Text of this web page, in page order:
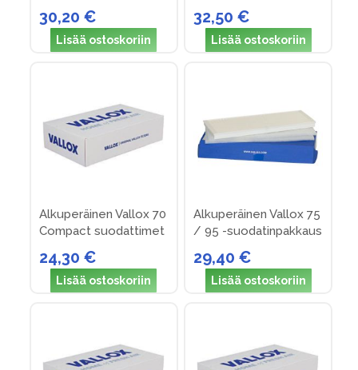
30,20 €
Lisää ostoskoriin
32,50 €
Lisää ostoskoriin
Alkuperäinen Vallox 70
Compact suodattimet
24,30 €
Lisää ostoskoriin
Alkuperäinen Vallox 75
/ 95 -suodatinpakkaus
29,40 €
Lisää ostoskoriin